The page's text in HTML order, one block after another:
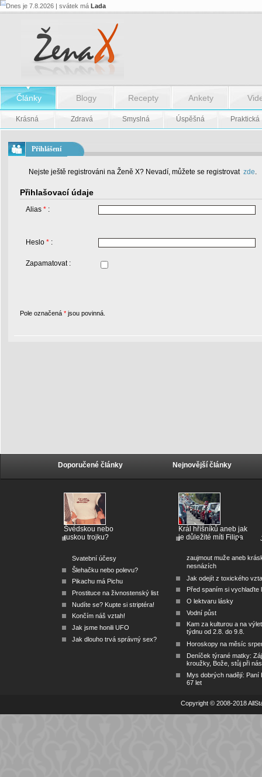
Dnes je 7.8.2026 | svátek má Lada
Články Blogy Recepty Ankety
Krásná Zdravá Smyslná Úspěšná Praktická
Přihlášení
Nejste ještě registrováni na Ženě X? Nevadí, můžete se registrovat zde.
Přihlašovací údaje
Alias * :
Heslo * :
Zapamatovat :
Pole označená * jsou povinná.
Doporučené články
Švédskou nebo
ruskou trojku?
Svatební účesy
Šlehačku nebo polevu?
Pikachu má Pichu
Prostituce na živnostenský list
Nudíte se? Kupte si striptéra!
Končím náš vztah!
Jak jsme honili UFO
Jak dlouho trvá správný sex?
Nejnovější články
Král hříšníků aneb jak
je důležité míti Filipa
zaujmout muže aneb
nesnázích
Jak odejít z toxického
Před spaním si vychlaďte
O lektvaru lásky
Vodní půst
Kam za kulturou a na
týdnu od 2.8. do 9.8.
Horoskopy na měsíc
Deníček týrané matky:
kroužky, Bože, stůj při nás
Mys dobrých nadějí: Paní
67 let
Copyright © 2008-2018